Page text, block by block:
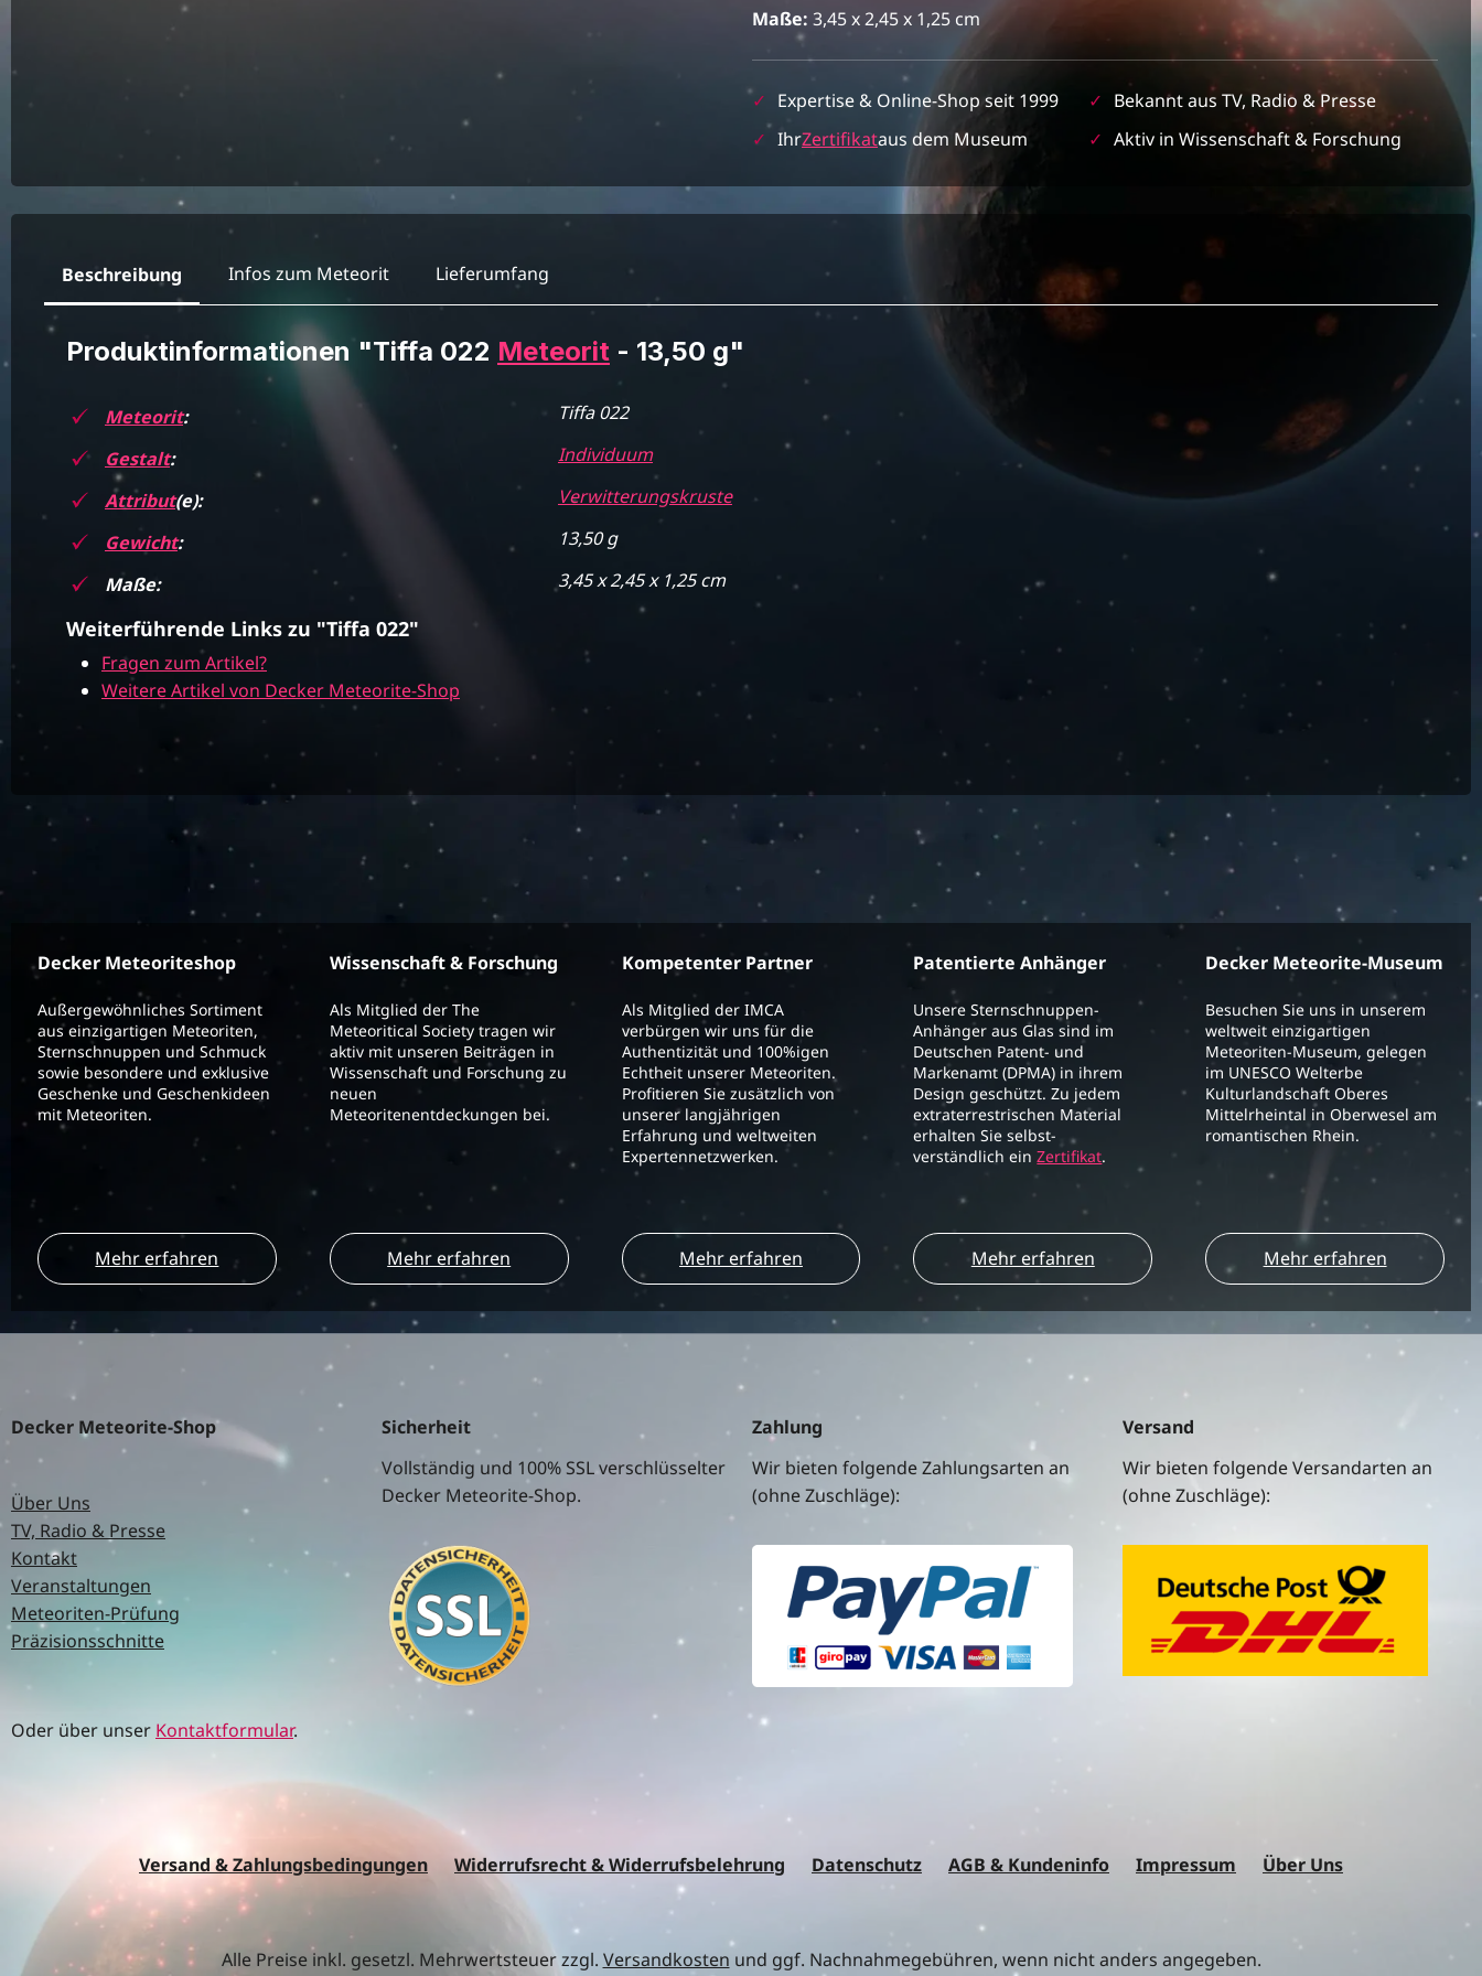
Maße: 3,45 x 2,45 x 1,25 cm
✓ Expertise & Online-Shop seit 1999 ✓ Bekannt aus TV, Radio & Presse
✓ IhrZertifikataus dem Museum ✓ Aktiv in Wissenschaft & Forschung
Beschreibung Infos zum Meteorit Lieferumfang
Produktinformationen "Tiffa 022 Meteorit - 13,50 g"
Meteorit:
Tiffa 022
Gestalt:
Individuum
Attribut(e):
Verwitterungskruste
Gewicht:
13,50 g
Maße:
3,45 x 2,45 x 1,25 cm
Weiterführende Links zu "Tiffa 022"
Fragen zum Artikel?
Weitere Artikel von Decker Meteorite-Shop
Decker Meteoriteshop
Außergewöhnliches Sortiment
aus einzigartigen Meteoriten,
Sternschnuppen und Schmuck
sowie besondere und exklusive
Geschenke und Geschenkideen
mit Meteoriten.
Mehr erfahren
Wissenschaft & Forschung
Als Mitglied der The
Meteoritical Society tragen wir
aktiv mit unseren Beiträgen in
Wissenschaft und Forschung zu
neuen
Meteoritenentdeckungen bei.
Mehr erfahren
Kompetenter Partner
Als Mitglied der IMCA
verbürgen wir uns für die
Authentizität und 100%igen
Echtheit unserer Meteoriten.
Profitieren Sie zusätzlich von
unserer langjährigen
Erfahrung und weltweiten
Expertennetzwerken.
Mehr erfahren
Patentierte Anhänger
Unsere Sternschnuppen-
Anhänger aus Glas sind im
Deutschen Patent- und
Markenamt (DPMA) in ihrem
Design geschützt. Zu jedem
extraterrestrischen Material
erhalten Sie selbst-
verständlich einZertifikat.
Mehr erfahren
Decker Meteorite-Museum
Besuchen Sie uns in unserem
weltweit einzigartigen
Meteoriten-Museum, gelegen
im UNESCO Welterbe
Kulturlandschaft Oberes
Mittelrheintal in Oberwesel am
romantischen Rhein.
Mehr erfahren
Decker Meteorite-Shop
Über Uns
TV, Radio & Presse
Kontakt
Veranstaltungen
Meteoriten-Prüfung
Präzisionsschnitte
Oder über unser Kontaktformular.
Sicherheit
Vollständig und 100% SSL verschlüsselter
Decker Meteorite-Shop.
Zahlung
Wir bieten folgende Zahlungsarten an
(ohne Zuschläge):
Versand
Wir bieten folgende Versandarten an
(ohne Zuschläge):
Versand & Zahlungsbedingungen Widerrufsrecht & Widerrufsbelehrung Datenschutz AGB & Kundeninfo Impressum Über Uns
Alle Preise inkl. gesetzl. Mehrwertsteuer zzgl. Versandkosten und ggf. Nachnahmegebühren, wenn nicht anders angegeben.